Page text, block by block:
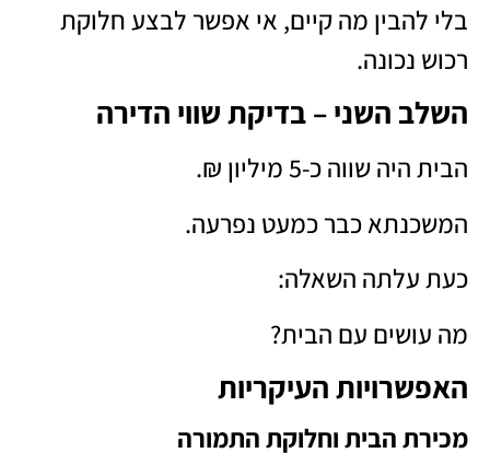
בלי להבין מה קיים, אי אפשר לבצע חלוקת
רכוש נכונה.
השלב השני – בדיקת שווי הדירה
הבית היה שווה כ-5 מיליון ₪.
המשכנתא כבר כמעט נפרעה.
כעת עלתה השאלה:
מה עושים עם הבית?
האפשרויות העיקריות
מכירת הבית וחלוקת התמורה